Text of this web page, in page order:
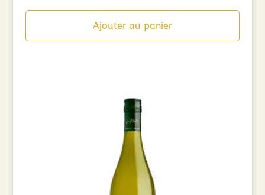
Ajouter au panier